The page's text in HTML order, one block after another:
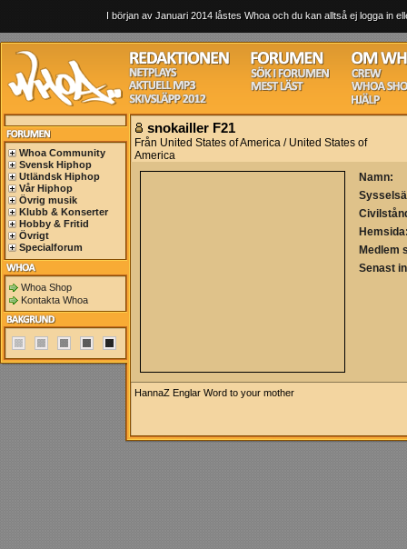
I början av Januari 2014 låstes Whoa och du kan alltså ej logga in
Whoa Community
Svensk Hiphop
Utländsk Hiphop
Vår Hiphop
Övrig musik
Klubb & Konserter
Hobby & Fritid
Övrigt
Specialforum
Whoa Shop
Kontakta Whoa
snokailler F21
Från United States of America / United States of
America
Namn:
Medlem
Senast
HannaZ Englar Word to your mother